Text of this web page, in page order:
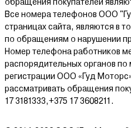
Все номера телефонов ООО
страницах сайта, являются в
по обращениям о нарушении
Номер телефона работников
распорядительных органов по
регистрации ООО «Гуд
рассматривать обращения
17 3181333,+375 17 3608211.